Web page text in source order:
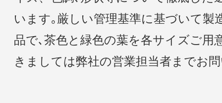
います｡厳しい管理基準に基づいて製
品で､茶色と緑色の葉を各サイズご用
きましては弊社の営業担当者までお